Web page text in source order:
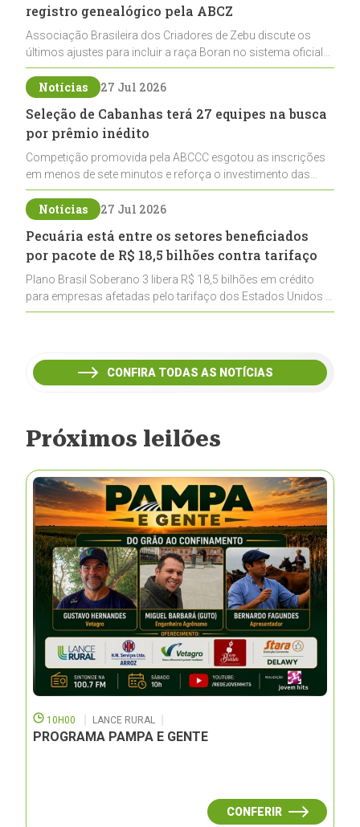
registro genealógico pela ABCZ
Associação Brasileira dos Criadores de Zebu discute os
últimos ajustes para incluir a raça Boran no sistema oficial
de registros, abrindo caminho para sua expansão na
pecuária nacional
Notícias 27 Jul 2026
Seleção de Cabanhas terá 27 equipes na busca
por prêmio inédito
Competição promovida pela ABCCC esgotou as inscrições
em menos de sete minutos e reforça o investimento das
cabanhas na seleção genética de Cavalos Crioulos voltados
ao laço
Notícias 27 Jul 2026
Pecuária está entre os setores beneficiados
por pacote de R$ 18,5 bilhões contra tarifaço
Plano Brasil Soberano 3 libera R$ 18,5 bilhões em crédito
para empresas afetadas pelo tarifaço dos Estados Unidos e
inclui a pecuária entre os setores estratégicos
CONFIRA TODAS AS NOTÍCIAS
Próximos leilões
10H00 LANCE RURAL
PROGRAMA PAMPA E GENTE
CONFERIR